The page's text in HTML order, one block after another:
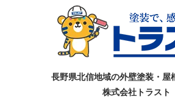
長野県北信地域の外壁塗装・屋
株式会社トラスト